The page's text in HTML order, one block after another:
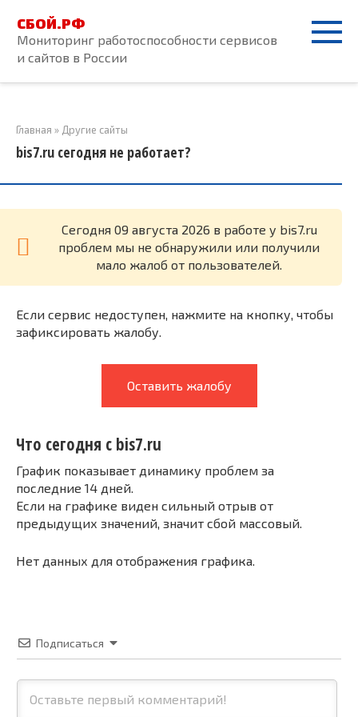
контенту
СБОЙ.РФ
Мониторинг работоспособности сервисов
и сайтов в России
Главная » Другие сайты
bis7.ru сегодня не работает?
Cегодня 09 августа 2026 в работе у bis7.ru
проблем мы не обнаружили или получили
мало жалоб от пользователей.
Если сервис недоступен, нажмите на кнопку, чтобы
зафиксировать жалобу.
Оставить жалобу
Что сегодня с bis7.ru
График показывает динамику проблем за
последние 14 дней.
Если на графике виден сильный отрыв от
предыдущих значений, значит сбой массовый.
Нет данных для отображения графика.
Подписаться